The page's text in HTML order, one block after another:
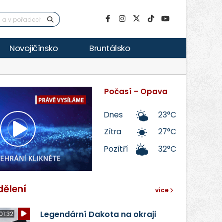
Novojičínsko Bruntálsko
Přehrát
video
Počasí - Opava
Dnes
23°C
Zítra
27°C
Pozítří
32°C
více
Legendární Dakota na okraji